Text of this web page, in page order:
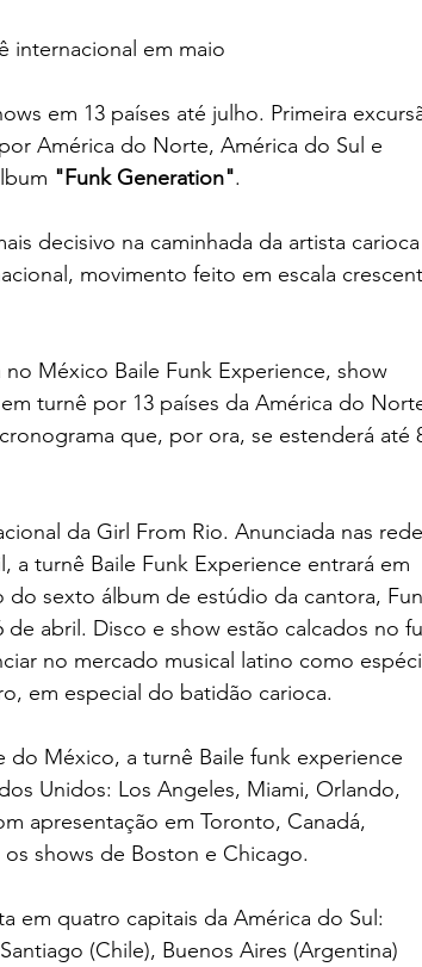
internacional em maio
em 13 países até julho. Primeira
América do Norte, América do Sul e
"Funk Generation".
decisivo na caminhada da artista carioca
movimento feito em escala
México Baile Funk Experience, show
turnê por 13 países da América do
que, por ora, se estenderá até
da Girl From Rio. Anunciada nas
a turnê Baile Funk Experience entrará em
do sexto álbum de estúdio da cantora,
abril. Disco e show estão calcados no
no mercado musical latino como
em especial do batidão carioca.
do México, a turnê Baile funk experience
Unidos: Los Angeles, Miami, Orlando,
apresentação em Toronto, Canadá,
shows de Boston e Chicago.
em quatro capitais da América do Sul:
(Chile), Buenos Aires (Argentina)